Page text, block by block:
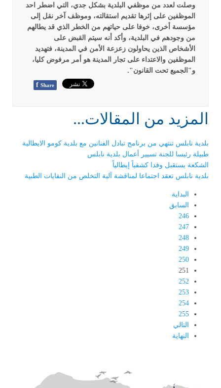
وصلت لعدد من موظفي البلدية بشكل جدي، التي اضطر احد
الموظفين على إثرها تقديم استقالته، وموظف آخر نقل إلى
مؤسسة أخرى، خوفا على حياتهم من الخطر الذي قد يطالهم
من وجودهم في البلدية، وأكد أنه سيتم القبض على
الأشخاص الذين يحاولون زعزعة الأمن في المدينة، فتهديد
الموظفين والاعتداء على تجار المدينة هو أمر مرفوض كليا،
و"الجميع تحت القانون".
f Share
المزيد من المقالات...
بلدية نابلس تنتهي من برنامج تبادل الفنانين مع بلدية كومو الايطالية
طبيلة رئيسا للجنة تسيير أعمال بلدية نابلس
الشكعة يستقبل وفدا كشفياً إيطالياً
بلدية نابلس تعقد اجتماعا لمناقشة آلية التخلص من النفايات الطبية
البداية
السابق
246
247
248
249
250
251
252
253
254
255
التالي
النهاية